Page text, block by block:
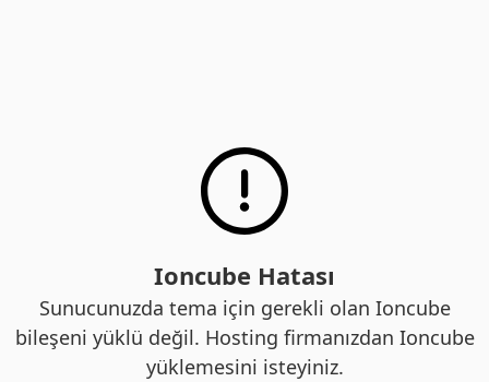
Ioncube Hatası
Sunucunuzda tema için gerekli olan Ioncube
bileşeni yüklü değil. Hosting firmanızdan Ioncube
yüklemesini isteyiniz.